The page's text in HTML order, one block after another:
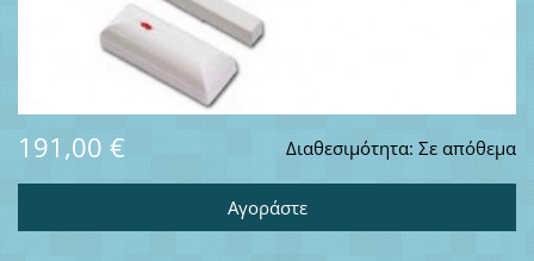
Διαθεσιμότητα: Σε απόθεμα
191,00 €